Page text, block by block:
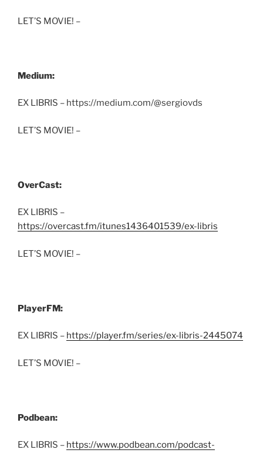
LET’S MOVIE! –
Medium:
EX LIBRIS – https://medium.com/@sergiovds
LET’S MOVIE! –
OverCast:
EX LIBRIS –
https://overcast.fm/itunes1436401539/ex-libris
LET’S MOVIE! –
PlayerFM:
EX LIBRIS – https://player.fm/series/ex-libris-2445074
LET’S MOVIE! –
Podbean:
EX LIBRIS – https://www.podbean.com/podcast-